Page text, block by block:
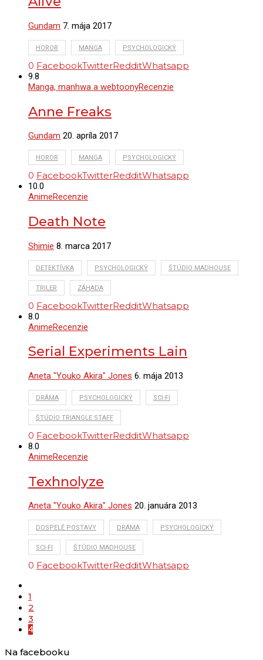
Gundam 7. mája 2017
HOROR MANGA PSYCHOLOGICKÝ
0 FacebookTwitterRedditWhatsapp
9.8
Manga, manhwa a webtoonyRecenzie
Anne Freaks
Gundam 20. apríla 2017
HOROR MANGA PSYCHOLOGICKÝ
0 FacebookTwitterRedditWhatsapp
10.0
AnimeRecenzie
Death Note
Shimie 8. marca 2017
DETEKTÍVKA PSYCHOLOGICKÝ ŠTÚDIO MADHOUSE
TRILER ZÁHADA
0 FacebookTwitterRedditWhatsapp
8.0
AnimeRecenzie
Serial Experiments Lain
Aneta "Youko Akira" Jones 6. mája 2013
DRÁMA PSYCHOLOGICKÝ SCI-FI
ŠTÚDIO TRIANGLE STAFF
0 FacebookTwitterRedditWhatsapp
8.0
AnimeRecenzie
Texhnolyze
Aneta "Youko Akira" Jones 20. januára 2013
DOSPELÉ POSTAVY DRÁMA PSYCHOLOGICKÝ
SCI-FI ŠTÚDIO MADHOUSE
0 FacebookTwitterRedditWhatsapp
1
2
3
4
Na facebooku